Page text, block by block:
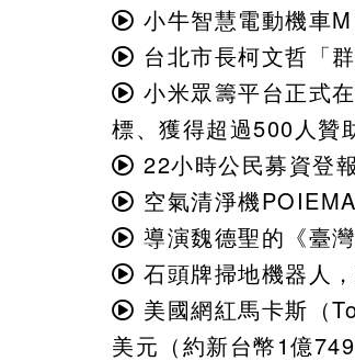
小牛智慧電動機車
台北市長柯文哲「
小米眾籌平台正式
標、獲得超過500人贊
22小時公民募資登
空氣清淨機
導演魏德聖的《臺
石頭牌掃地機器人
美國網紅馬卡斯（
美元（約新台幣1億